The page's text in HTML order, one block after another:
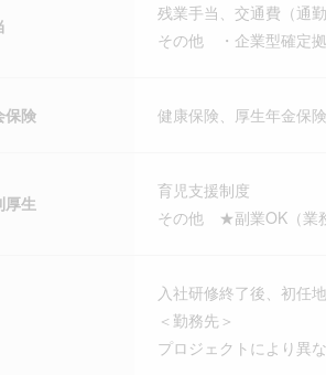
残業手当、交通費（通勤
その他 ・企業型確定
保険 健康保険、厚生年金保
厚生
育児支援制度
その他 ★副業OK（業
入社研修終了後、初任
＜勤務先＞
プロジェクトにより異